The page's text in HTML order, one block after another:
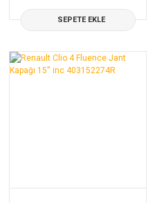
SEPETE EKLE